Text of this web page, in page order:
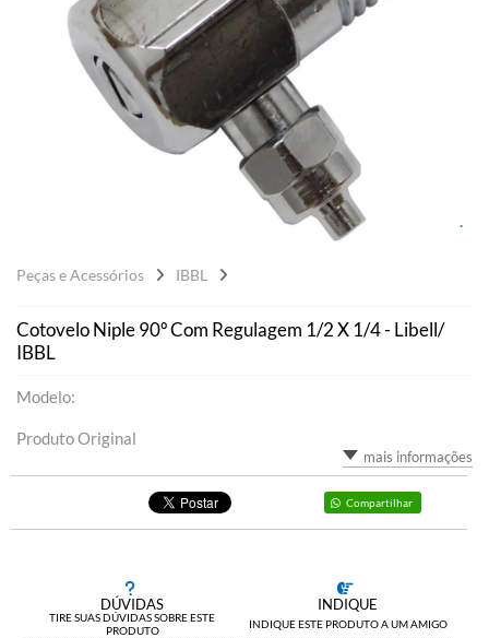
Peças e Acessórios IBBL
Cotovelo Niple 90º Com Regulagem 1/2 X 1/4 - Libell/
IBBL
Modelo:
Produto Original
mais informações
Compartilhar
DÚVIDAS
TIRE SUAS DÚVIDAS SOBRE ESTE
PRODUTO
INDIQUE
INDIQUE ESTE PRODUTO A UM AMIGO